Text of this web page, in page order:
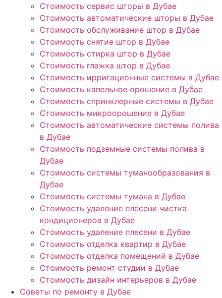
Стоимость сервис шторы в Дубае
Стоимость автоматические шторы в Дубае
Стоимость обслуживание штор в Дубае
Стоимость снятие штор в Дубае
Стоимость стирка штор в Дубае
Стоимость глажка штор в Дубае
Стоимость ирригационные системы в Дубае
Стоимость капельное орошение в Дубае
Стоимость спринклерные системы в Дубае
Стоимость микроорошение в Дубае
Стоимость автоматические системы полива
в Дубае
Стоимость подземные системы полива в
Дубае
Стоимость системы туманообразования в
Дубае
Стоимость системы тумана в Дубае
Стоимость удаление плесени чистка
кондиционеров в Дубае
Стоимость удаление плесени в Дубае
Стоимость отделка квартир в Дубае
Стоимость отделка помещений в Дубае
Стоимость ремонт студии в Дубае
Стоимость дизайн интерьеров в Дубае
Советы по ремонту в Дубае